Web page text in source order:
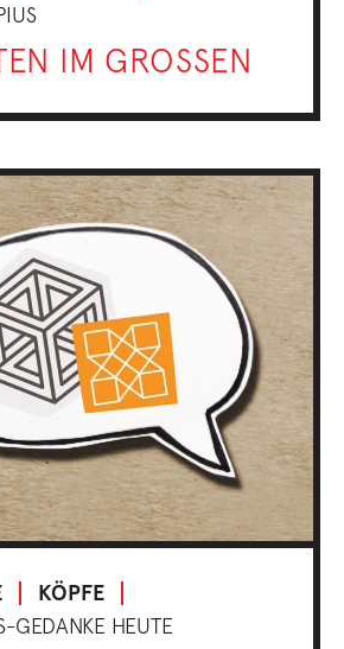
IM GROSSEN
KÖPFE
GEDANKE HEUTE